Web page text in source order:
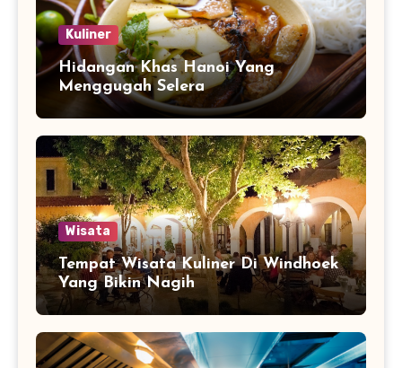
Kuliner
Hidangan Khas Hanoi Yang
Menggugah Selera
Wisata
Tempat Wisata Kuliner Di Windhoek
Yang Bikin Nagih